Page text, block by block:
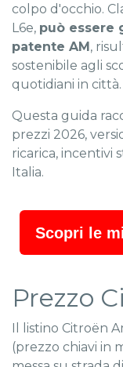
colpo d'occhio.
L6e, può essere
patente AM,
sostenibile agli
quotidiani in città.
Questa guida
prezzi 2026,
ricarica, incentivi
Italia.
Scopri le
Prezzo
Il listino Citroën
(prezzo chiavi in